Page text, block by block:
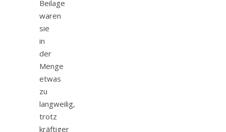
Beilage
waren
sie
in
der
Menge
etwas
zu
langweilig,
trotz
kräftiger